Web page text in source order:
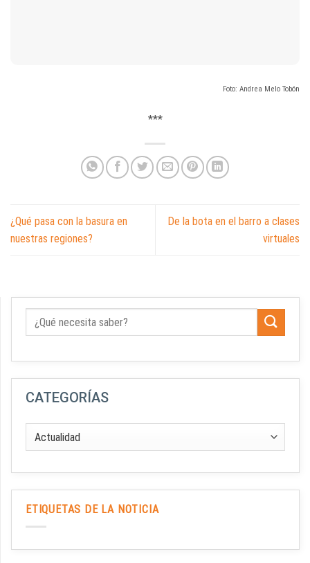
Foto: Andrea Melo Tobón
***
¿Qué pasa con la basura en
nuestras regiones?
De la bota en el barro a clases
virtuales
CATEGORÍAS
ETIQUETAS DE LA NOTICIA